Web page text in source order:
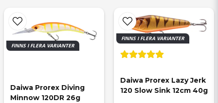
FINNS I FLERA VARIANTER
Daiwa Prorex Diving
Minnow 120DR 26g
FINNS I FLERA VARIANTER
Daiwa Prorex Lazy Jerk
120 Slow Sink 12cm 40g